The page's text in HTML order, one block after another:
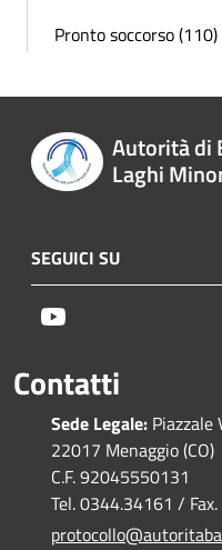
Pronto soccorso (110)
Autorità di
Laghi
SEGUICI SU
Contatti
Sede Legale:
22017 Menaggio (CO)
C.F. 92045550131
Tel. 0344.34161 /